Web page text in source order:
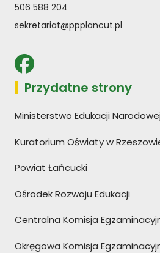
506 588 204
sekretariat@ppplancut.pl
Przydatne strony
Ministerstwo Edukacji Narodowej
Kuratorium Oświaty w
Powiat Łańcucki
Ośrodek Rozwoju Edukacji
Centralna Komisja
Okręgowa Komisja